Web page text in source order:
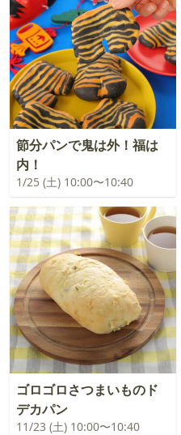
節分パンで鬼は外！福は
内！
1/25 (土) 10:00〜10:40
ゴロゴロさつまいものド
デカパン
11/23 (土) 10:00〜10:40